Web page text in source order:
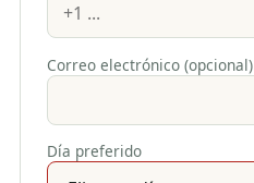
Correo electrónico (opcional)
Día preferido